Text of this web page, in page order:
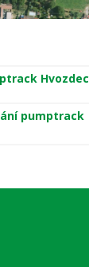
Hvozdec
pumptrack